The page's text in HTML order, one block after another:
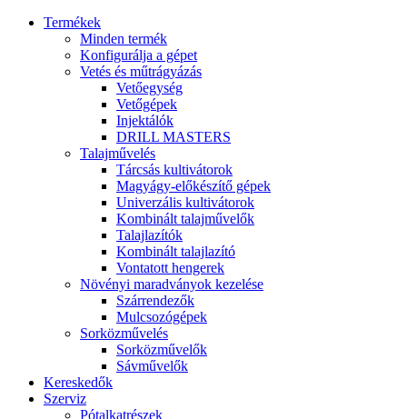
Termékek
Minden termék
Konfigurálja a gépet
Vetés és műtrágyázás
Vetőegység
Vetőgépek
Injektálók
DRILL MASTERS
Talajművelés
Tárcsás kultivátorok
Magyágy-előkészítő gépek
Univerzális kultivátorok
Kombinált talajművelők
Talajlazítók
Kombinált talajlazító
Vontatott hengerek
Növényi maradványok kezelése
Szárrendezők
Mulcsozógépek
Sorközművelés
Sorközművelők
Sávművelők
Kereskedők
Szerviz
Pótalkatrészek